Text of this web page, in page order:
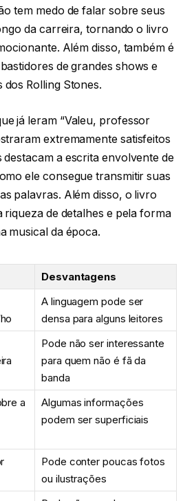
tem medo de falar sobre seus
da carreira, tornando o livro
Além disso, também é
de grandes shows e
Rolling Stones.
já leram “Valeu, professor
extremamente satisfeitos
a escrita envolvente de
ele consegue transmitir suas
palavras. Além disso, o livro
riqueza de detalhes e pela forma
musical da época.
Desvantagens
A linguagem pode ser
densa para alguns leitores
Pode não ser interessante
para quem não é fã da
banda
a
Algumas informações
podem ser superficiais
Pode conter poucas fotos
ou ilustrações